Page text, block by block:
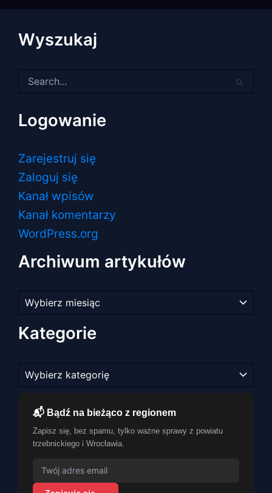
Wyszukaj
dla:
Logowanie
Zarejestruj się
Zaloguj się
Kanał wpisów
Kanał komentarzy
WordPress.org
Archiwum artykułów
artykułów
Kategorie
📬 Bądź na bieżąco z regionem
Zapisz się, bez spamu, tylko ważne sprawy z powiatu
trzebnickiego i Wrocławia.